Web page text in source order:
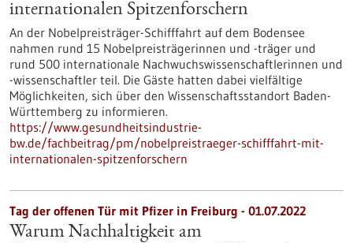
internationalen Spitzenforschern
An der Nobelpreisträger-Schifffahrt auf dem Bodensee
nahmen rund 15 Nobelpreisträgerinnen und -träger und
rund 500 internationale Nachwuchswissenschaftlerinnen und
-wissenschaftler teil. Die Gäste hatten dabei vielfältige
Möglichkeiten, sich über den Wissenschaftsstandort Baden-
Württemberg zu informieren.
https://www.gesundheitsindustrie-
bw.de/fachbeitrag/pm/nobelpreistraeger-schifffahrt-mit-
internationalen-spitzenforschern
Tag der offenen Tür mit Pfizer in Freiburg - 01.07.2022
Warum Nachhaltigkeit am